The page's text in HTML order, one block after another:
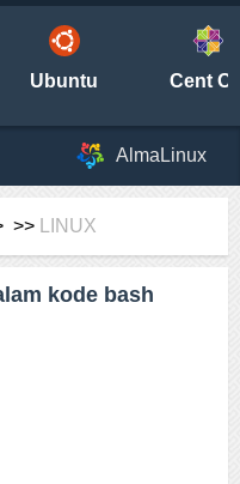
Ubuntu Cent
AlmaLinux
>> LINUX
kode bash